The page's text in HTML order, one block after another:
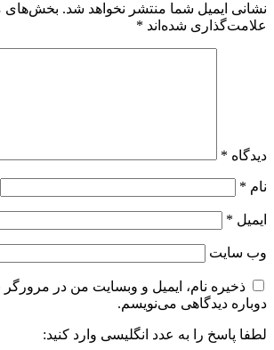
نشانی ایمیل شما منتشر نخواهد شد. بخش‌های
علامت‌گذاری شده‌اند *
دیدگاه *
نام *
ایمیل *
وب‌ سایت
ذخیره نام، ایمیل و وبسایت من در مرورگر
دوباره دیدگاهی می‌نویسم.
لطفا پاسخ را به عدد انگلیسی وارد کنید: